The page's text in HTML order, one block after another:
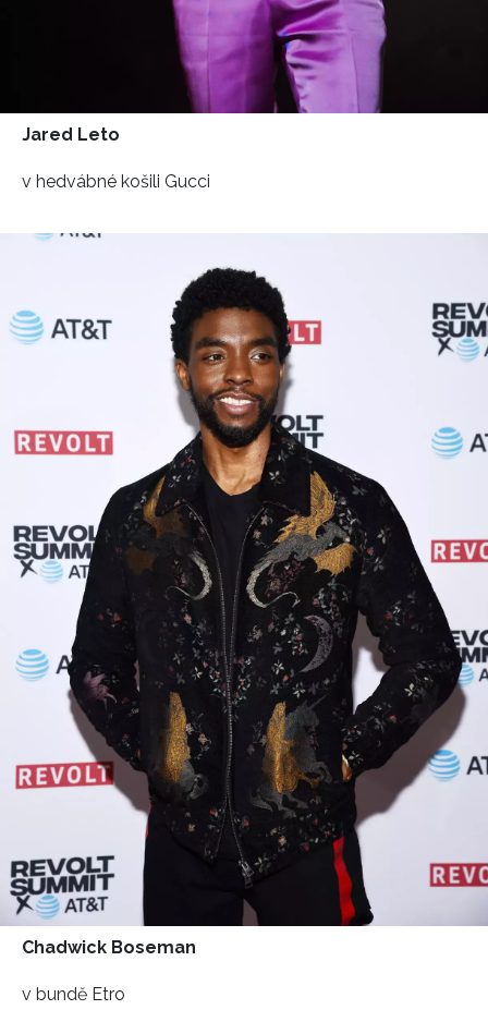
Jared Leto
v hedvábné košili Gucci
Chadwick Boseman
v bundě Etro